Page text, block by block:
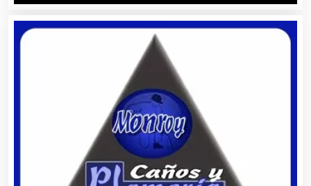
Clínicas de Belleza